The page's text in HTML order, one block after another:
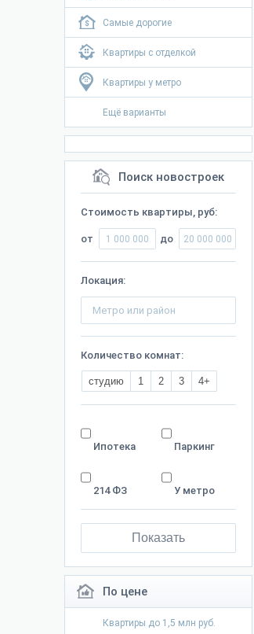
Самые дорогие
Квартиры с отделкой
Квартиры у метро
Ещё варианты
Поиск новостроек
Стоимость квартиры, руб:
от до
Локация:
Количество комнат:
студию 1 2 3 4+
Ипотека Паркинг
214 ФЗ У метро
Показать
По цене
Квартиры до 1,5 млн руб.